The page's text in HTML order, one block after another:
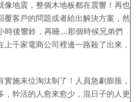
像地震，整個木地板都在震響！再也
覆客戶的問題或者給出解決方案，然
時後響鈴，再睡....那個時候兄弟們
千家電商公司裡邊一路殺了出來，
施末位淘汰制了！人員急劇膨脹，
，幹活的人愈來愈少，混日子的人更